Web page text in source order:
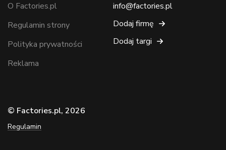
O Factories.pl
Regulamin strony
Polityka prywatności
Reklama
info@factories.pl
Dodaj firmę
Dodaj targi
© Factories.pl, 2026
Regulamin